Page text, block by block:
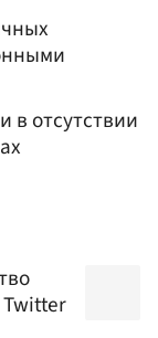
в отсутствии